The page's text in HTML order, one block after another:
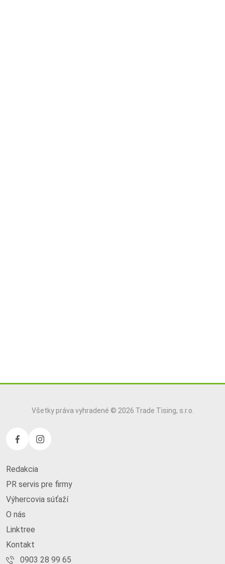
Všetky práva vyhradené © 2026 Trade Tising, s.r.o.
Redakcia
PR servis pre firmy
Výhercovia súťaží
O nás
Linktree
Kontakt
0903 28 99 65